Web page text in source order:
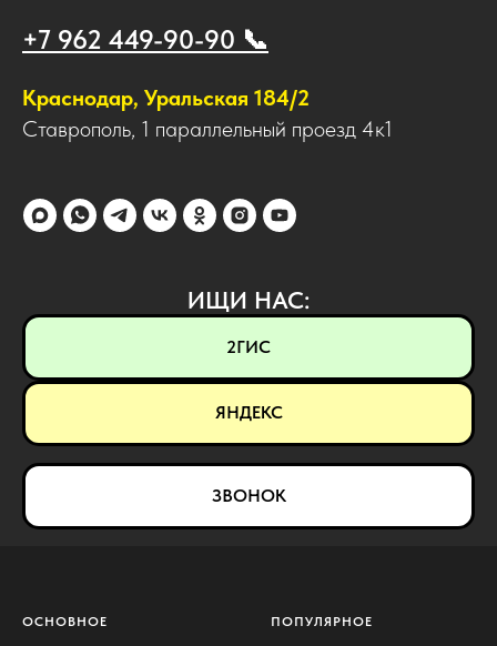
+7 962 449-90-90 📞
Краснодар, Уральская 184/2
Ставрополь, 1 параллельный проезд 4к1
ИЩИ НАС:
2ГИС
ЯНДЕКС
ЗВОНОК
ОСНОВНОЕ ПОПУЛЯРНОЕ